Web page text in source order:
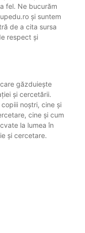
fel. Ne bucurăm
și suntem
de a cita sursa
respect și
găzduiește
și cercetării.
noștri, cine și
cine și cum
la lumea în
și cercetare.